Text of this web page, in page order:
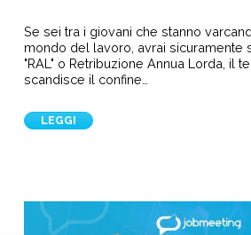
Se sei tra i giovani che stanno
mondo del lavoro, avrai sicuramente
"RAL" o Retribuzione Annua Lorda, il
scandisce il confine…
LEGGI